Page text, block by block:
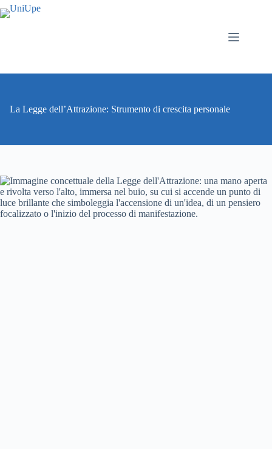
La Legge dell’Attrazione: Strumento di crescita personale